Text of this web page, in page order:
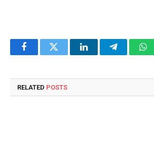
FacebookTwitter LinkedInTelegram
RELATED POSTS